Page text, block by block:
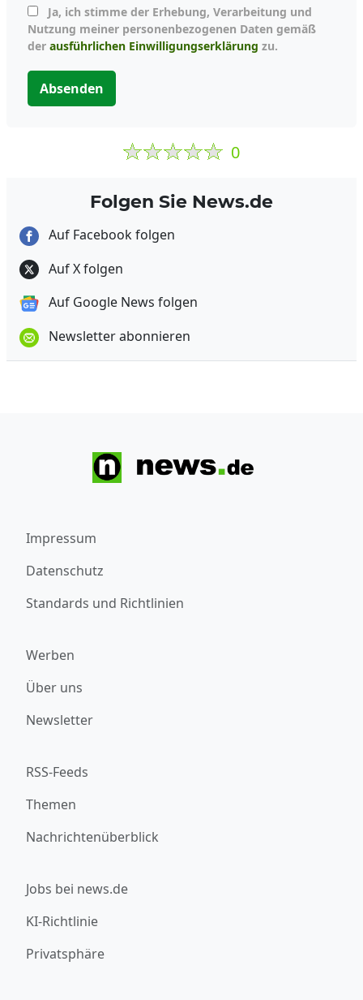
Nutzung meiner personenbezogenen Daten gemäß
der ausführlichen Einwilligungserklärung zu.
Absenden
0
Folgen Sie News.de
Auf Facebook folgen
Auf X folgen
Auf Google News folgen
Newsletter abonnieren
Impressum
Datenschutz
Standards und Richtlinien
Werben
Über uns
Newsletter
RSS-Feeds
Themen
Nachrichtenüberblick
Jobs bei news.de
KI-Richtlinie
Privatsphäre